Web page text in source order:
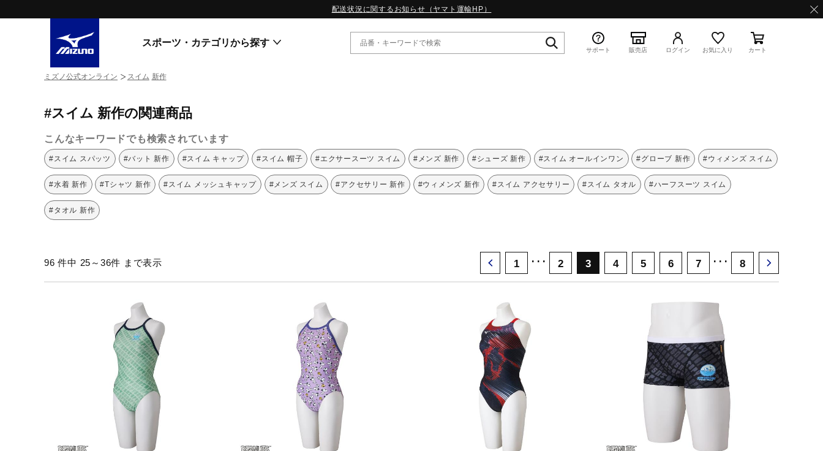
配送状況に関するお知らせ（ヤマト運輸HP）
スポーツ・カテゴリから探す
ライフスタイルウエア
ランニング
サッカー／フットサル
トレーニング
野球
バレーボール
ウィンタースポーツ
ワーキング
WAVE PROPHECY
MORELIA LS
WAVE RIDER
MXR
ゴアテックス
W.PROPHECY1｜特集
WP MAGIC MITA｜特集
WP STRAP｜特集
スペシャルカラーパック｜特集
サポート 販売店 ログイン お気に入り カート
ミズノ公式オンライン スイム 新作
#スイム 新作の関連商品
こんなキーワードでも検索されています
#スイム スパッツ #バット 新作 #スイム キャップ #スイム 帽子 #エクサースーツ スイム #メンズ 新作 #シューズ 新作 #スイム オールインワン #グローブ 新作 #ウィメンズ スイム
#水着 新作 #Tシャツ 新作 #スイム メッシュキャップ #メンズ スイム #アクセサリー 新作 #ウィメンズ 新作 #スイム アクセサリー #スイム タオル #ハーフスーツ スイム
#タオル 新作
96 件中 25～36件 まで表示 1 ･･･ 2 3 4 5 6 7 ･･･ 8